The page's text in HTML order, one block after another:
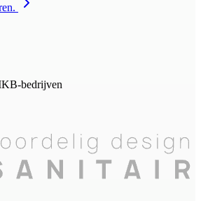
bedrijven